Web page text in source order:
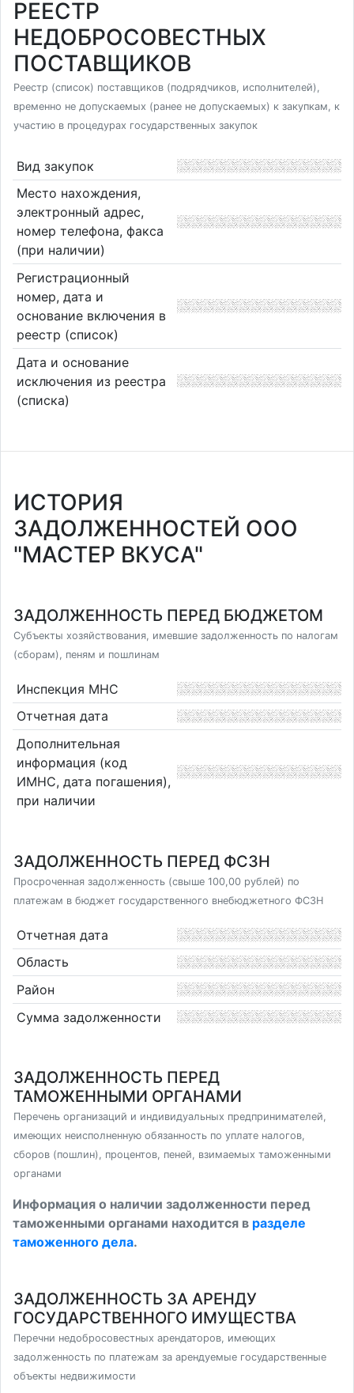
РЕЕСТР
НЕДОБРОСОВЕСТНЫХ
ПОСТАВЩИКОВ
Реестр (список) поставщиков (подрядчиков, исполнителей),
временно не допускаемых (ранее не допускаемых) к закупкам, к
участию в процедурах государственных закупок
Вид закупок
Место нахождения,
электронный адрес,
номер телефона, факса
(при наличии)
Регистрационный
номер, дата и
основание включения в
реестр (список)
Дата и основание
исключения из реестра
(списка)
ИСТОРИЯ
ЗАДОЛЖЕННОСТЕЙ ООО
"МАСТЕР ВКУСА"
ЗАДОЛЖЕННОСТЬ ПЕРЕД БЮДЖЕТОМ
Субъекты хозяйствования, имевшие задолженность по налогам
(сборам), пеням и пошлинам
Инспекция МНС
Отчетная дата
Дополнительная
информация (код
ИМНС, дата погашения),
при наличии
ЗАДОЛЖЕННОСТЬ ПЕРЕД ФСЗН
Просроченная задолженность (свыше 100,00 рублей) по
платежам в бюджет государственного внебюджетного ФСЗН
Отчетная дата
Область
Район
Сумма задолженности
ЗАДОЛЖЕННОСТЬ ПЕРЕД
ТАМОЖЕННЫМИ ОРГАНАМИ
Перечень организаций и индивидуальных предпринимателей,
имеющих неисполненную обязанность по уплате налогов,
сборов (пошлин), процентов, пеней, взимаемых таможенными
органами
Информация о наличии задолженности перед
таможенными органами находится в разделе
таможенного дела.
ЗАДОЛЖЕННОСТЬ ЗА АРЕНДУ
ГОСУДАРСТВЕННОГО ИМУЩЕСТВА
Перечни недобросовестных арендаторов, имеющих
задолженность по платежам за арендуемые государственные
объекты недвижимости